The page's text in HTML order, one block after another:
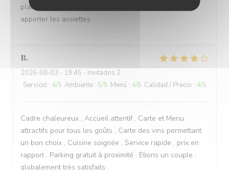
plats de la formule sans nous prévenir avant de nous
apporter les assiettes.
B
2026-08-03 - 19:45 - Invitados 2
Servicio : 4/5 Ambiente : 5/5 Menú : 4/5 Calidad / Precio : 4/5
Cadre chaleureux , Accueil attentif , Carte et Menu
attractifs pour tous les goûts , Carte des vins permettant
un bon choix , Cuisine soignée , Service rapide , prix en
rapport . Parking gratuit à proximité . Etions un couple :
globalement très satisfaits .